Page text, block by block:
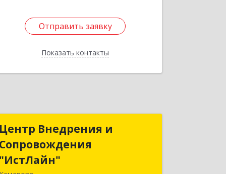
Отправить заявку
Показать контакты
Отправить заявку
Назад
Внедрения и
Центр Внедрения и
Сопровождения